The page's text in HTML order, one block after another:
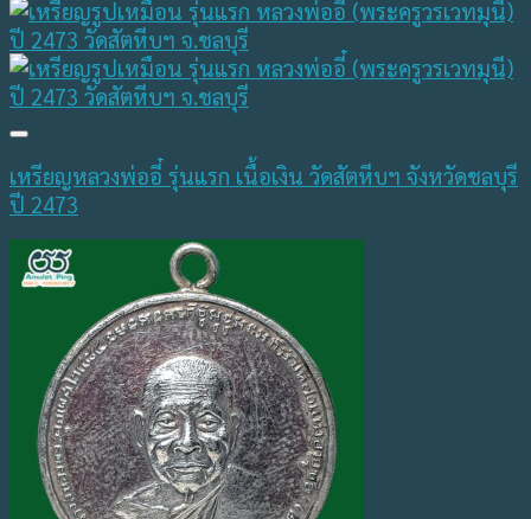
เหรียญหลวงพ่ออี๋ รุ่นแรก เนื้อเงิน วัดสัตหีบฯ จังหวัดชลบุรี
ปี 2473